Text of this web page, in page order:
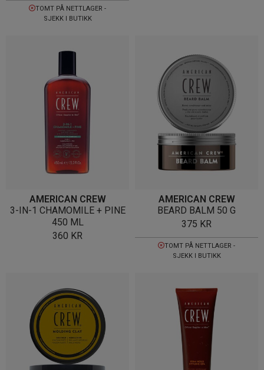
TOMT PÅ NETTLAGER -
SJEKK I BUTIKK
AMERICAN CREW
3-IN-1 CHAMOMILE + PINE
450 ML
360 KR
AMERICAN CREW
BEARD BALM 50 G
375 KR
TOMT PÅ NETTLAGER -
SJEKK I BUTIKK